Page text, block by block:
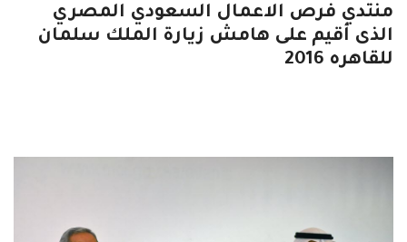
منتدي فرص الاعمال السعودي المصري
الذى أقيم على هامش زيارة الملك سلمان
للقاهره 2016